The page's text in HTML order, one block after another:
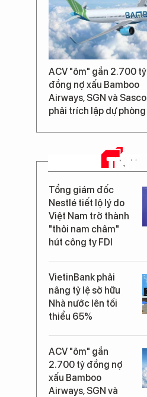
ACV "ôm" gần 2.700 tỷ
đồng nợ xấu Bamboo
Airways, SGN và Sasco
phải trích lập dự phòng
TIN MỚI
Tổng giám đốc
Nestlé tiết lộ lý do
Việt Nam trở thành
"thỏi nam châm"
hút công ty FDI
VietinBank phải
nâng tỷ lệ sở hữu
Nhà nước lên tối
thiểu 65%
ACV "ôm" gần
2.700 tỷ đồng nợ
xấu Bamboo
Airways, SGN và